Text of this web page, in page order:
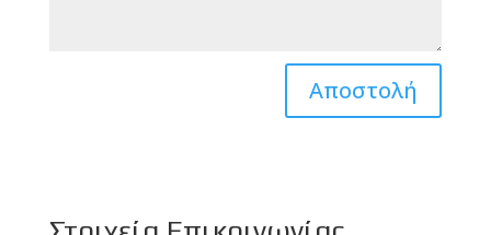
Αποστολή